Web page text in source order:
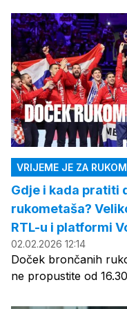
VRIJEME JE ZA
Gdje i kada pratiti
rukometaša?
RTL-u i platformi
02.02.2026 12:14
Doček brončanih
ne propustite od